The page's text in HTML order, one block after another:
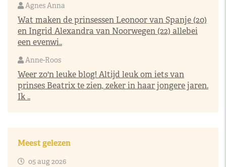
Agnes Anna
Wat maken de prinsessen Leonoor van Spanje (20)
en Ingrid Alexandra van Noorwegen (22) allebei
een evenwi..
Anne-Roos
Weer zo'n leuke blog! Altijd leuk om iets van
prinses Beatrix te zien, zeker in haar jongere jaren.
Ik ..
Meest gelezen
05 aug 2026